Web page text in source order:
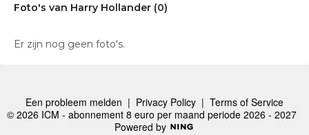
Foto's van Harry Hollander (0)
Er zijn nog geen foto's.
Een probleem melden | Privacy Policy | Terms of Service
© 2026 ICM - abonnement 8 euro per maand periode 2026 - 2027
Powered by